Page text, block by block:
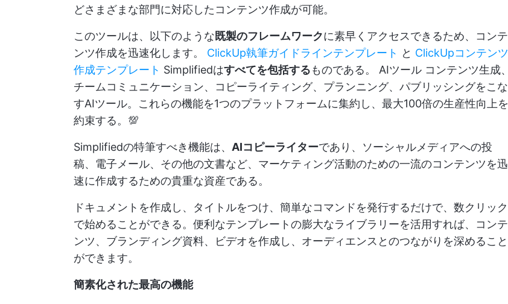
どさまざまな部門に対応したコンテンツ作成が可能。
このツールは、以下のような既製のフレームワークに素早くアクセスできるため、コンテ
ンツ作成を迅速化します。 ClickUp執筆ガイドラインテンプレート と ClickUpコンテンツ
作成テンプレート Simplifiedはすべてを包括するものである。 AIツール コンテンツ生成、
チームコミュニケーション、コピーライティング、プランニング、パブリッシングをこな
すAIツール。これらの機能を1つのプラットフォームに集約し、最大100倍の生産性向上を
約束する。💯
Simplifiedの特筆すべき機能は、 AIコピーライターであり、ソーシャルメディアへの投
稿、電子メール、その他の文書など、マーケティング活動のための一流のコンテンツを迅
速に作成するための貴重な資産である。
ドキュメントを作成し、タイトルをつけ、簡単なコマンドを発行するだけで、数クリック
で始めることができる。便利なテンプレートの膨大なライブラリーを活用すれば、コンテ
ンツ、ブランディング資料、ビデオを作成し、オーディエンスとのつながりを深めること
ができます。
簡素化された最高の機能